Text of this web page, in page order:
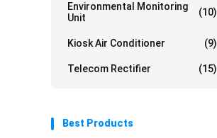
Environmental Monitoring
Unit
(10)
Kiosk Air Conditioner (9)
Telecom Rectifier (15)
Best Products